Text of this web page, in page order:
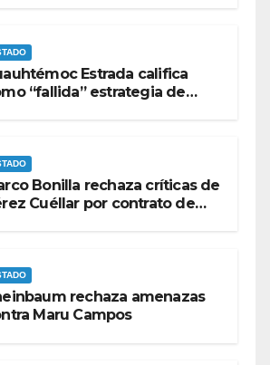
Estrada califica
“fallida” estrategia de
Bonilla rechaza críticas de
Cuéllar por contrato de
rechaza amenazas
Maru Campos